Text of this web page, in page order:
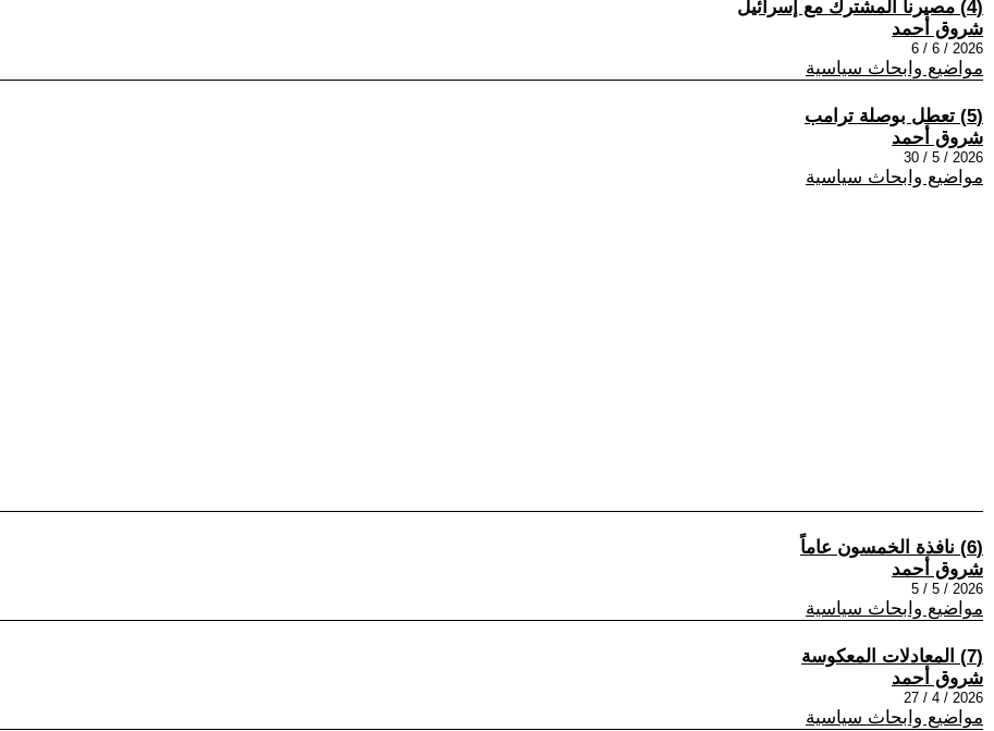
(4) مصيرنا المشترك مع إسرائيل
شروق أحمد
2026 / 6 / 6
مواضيع وابحاث سياسية
(5) تعطل بوصلة ترامب
شروق أحمد
2026 / 5 / 30
مواضيع وابحاث سياسية
(6) نافذة الخمسون عاماً
شروق أحمد
2026 / 5 / 5
مواضيع وابحاث سياسية
(7) المعادلات المعكوسة
شروق أحمد
2026 / 4 / 27
مواضيع وابحاث سياسية